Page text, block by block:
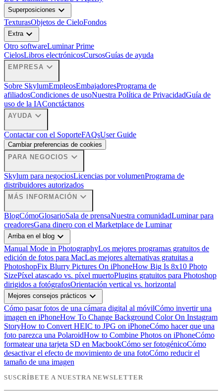
Superposiciones expand_more
TexturasObjetos de CieloFondos
Extraexpand_more
Otro softwareLuminar Prime
CielosLibros electrónicosCursosGuías de ayuda
EMPRESA expand_more
Sobre SkylumEmpleosEmbajadoresPrograma de
afiliadosCondiciones de usoNuestra Política de PrivacidadGuía de
uso de la IAConctáctanos
AYUDA expand_more
Contactar con el SoporteFAQsUser Guide
Cambiar preferencias de cookies
PARA NEGOCIOS expand_more
Skylum para negociosLicencias por volumenPrograma de
distribuidores autorizados
MÁS INFORMACIÓN expand_more
BlogCómoGlosarioSala de prensaNuestra comunidadLuminar para
creadoresGana dinero con el Marketplace de Luminar
Arriba en el blog expand_more
Manual Mode in PhotographyLos mejores programas gratuitos de
edición de fotos para MacLas mejores alternativas gratuitas a
PhotoshopFix Blurry Pictures On iPhoneHow Big Is 8x10 Photo
SizePíxel atascado vs. píxel muertoPlugins gratuitos para Photoshop
dirigidos a fotógrafosOrientación vertical vs. horizontal
Mejores consejos prácticos expand_more
Cómo pasar fotos de una cámara digital al móvilCómo invertir una
imagen en iPhoneHow To Change Background Color On Instagram
StoryHow to Convert HEIC to JPG on iPhoneCómo hacer que una
foto parezca una PolaroidHow to Combine Photos on iPhoneCómo
formatear una tarjeta SD en MacbookCómo ser fotogénicoCómo
desactivar el efecto de movimiento de una fotoCómo reducir el
tamaño de una imagen
SUSCRÍBETE A NUESTRA NEWSLETTER